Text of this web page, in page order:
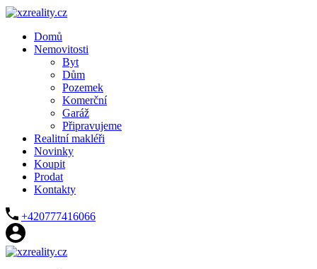
Domů
Nemovitosti
Byt
Dům
Pozemek
Komerční
Garáž
Připravujeme
Realitní makléři
Novinky
Koupit
Prodat
Kontakty
+420777416066